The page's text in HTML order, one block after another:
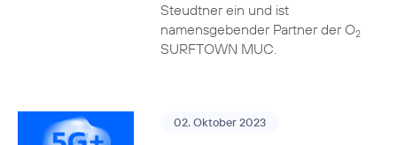
Steudtner ein und ist
namensgebender Partner der O2
SURFTOWN MUC.
02. Oktober 2023